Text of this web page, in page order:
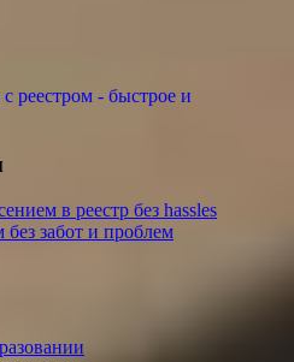
реестром - быстрое и
в реестр без hassles
забот и проблем